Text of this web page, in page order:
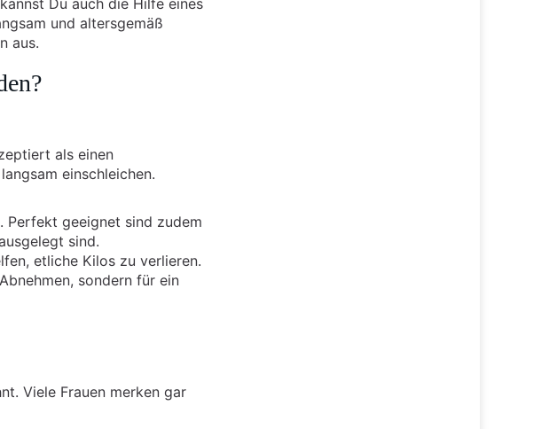
Du auch die Hilfe eines
und altersgemäß
aus.
als einen
einschleichen.
Perfekt geeignet sind zudem
sind.
etliche Kilos zu verlieren.
sondern für ein
Viele Frauen merken gar